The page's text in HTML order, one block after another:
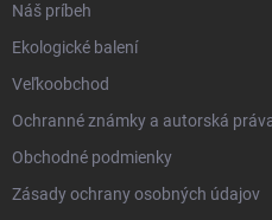
Moja objednávka
Reklamácia a vrátenie tovaru
Vernostný program
Veľkoobchod
Ekologické balenie objednávok
Obchodné podmienky
Náš príbeh
Ekologické balení
Veľkoobchod
Ochranné známky a autorská
Obchodné podmienky
Zásady ochrany osobných údajov